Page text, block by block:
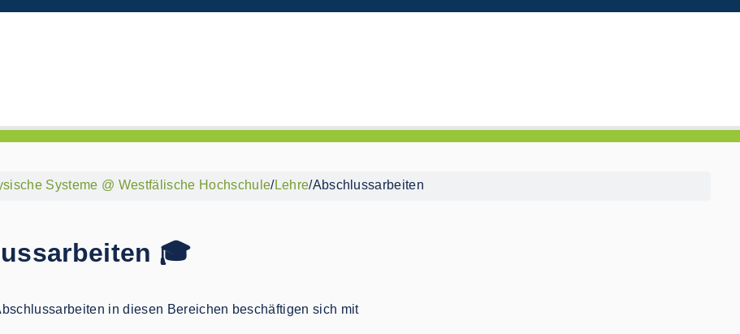
Systeme @ Westfälische Hochschule/Lehre/Abschlussarbeiten
🎓
in diesen Bereichen beschäftigen sich mit